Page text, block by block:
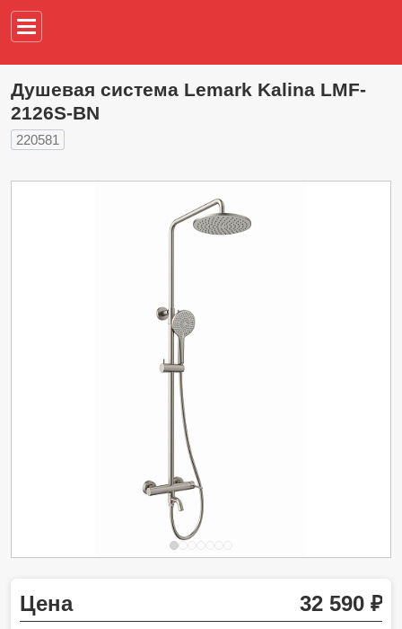
Душевая система Lemark Kalina LMF-
2126S-BN
220581
Цена 32 590